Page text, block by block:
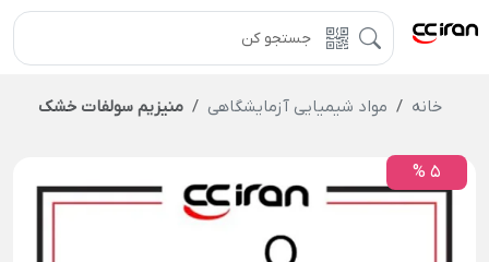
خانه مواد شیمیایی آزمایشگاهی منیزیم سولفات خشک
5 %